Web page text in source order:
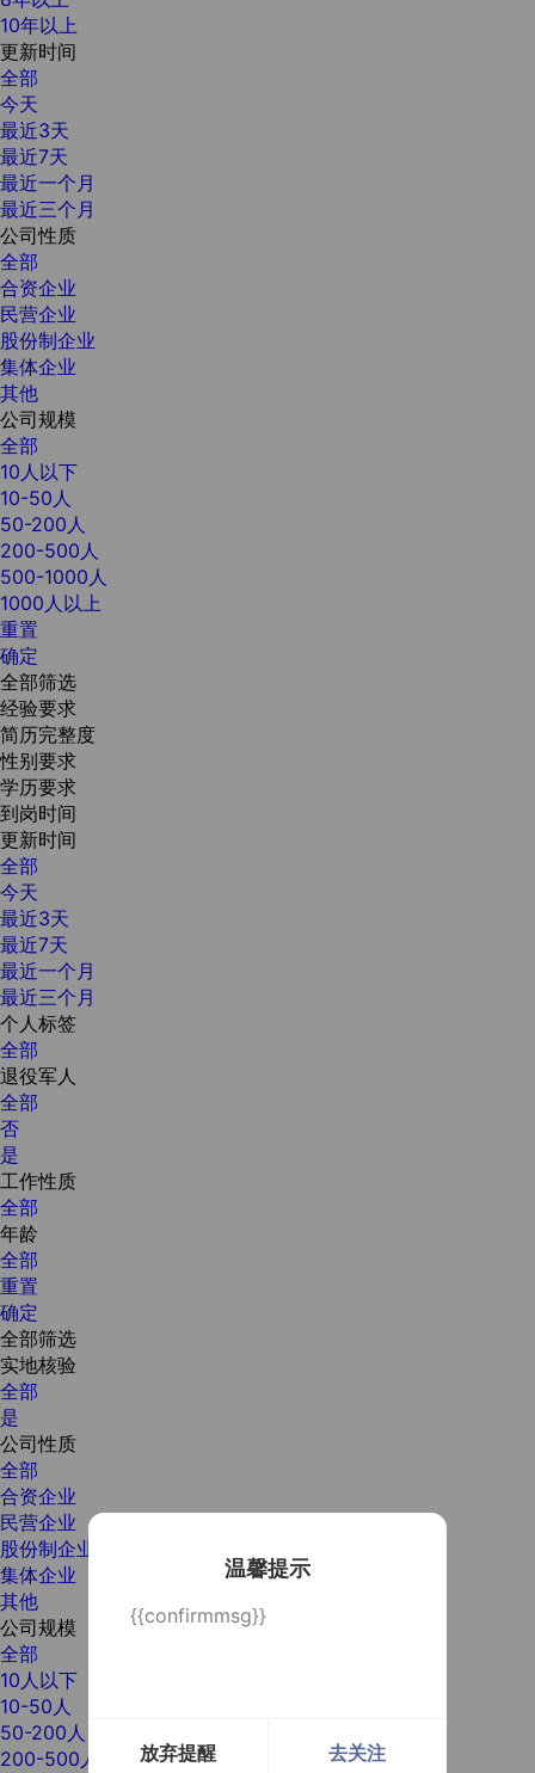
温馨提示
{{confirmmsg}}
放弃提醒 去关注
10年以上
更新时间
全部
今天
最近3天
最近7天
最近一个月
最近三个月
公司性质
全部
合资企业
民营企业
股份制企业
集体企业
其他
公司规模
全部
10人以下
10-50人
50-200人
200-500人
500-1000人
1000人以上
重置
确定
全部筛选
经验要求
简历完整度
性别要求
学历要求
到岗时间
更新时间
全部
今天
最近3天
最近7天
最近一个月
最近三个月
个人标签
全部
退役军人
全部
否
是
工作性质
全部
年龄
全部
重置
确定
全部筛选
实地核验
全部
是
公司性质
全部
合资企业
民营企业
股份制企业
集体企业
其他
公司规模
全部
10人以下
10-50人
50-200人
200-500人